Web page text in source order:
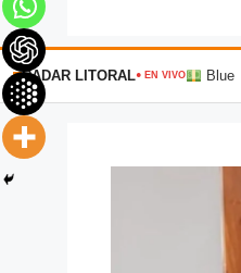
RADAR LITORAL● EN VIVO Blue